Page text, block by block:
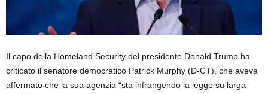
Il capo della Homeland Security del presidente Donald Trump ha
criticato il senatore democratico Patrick Murphy (D-CT), che aveva
affermato che la sua agenzia “sta infrangendo la legge su larga